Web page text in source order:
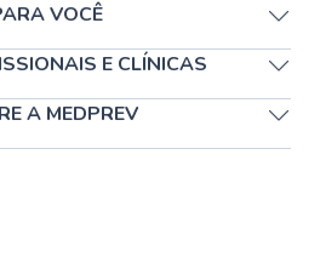
VOCÊ
E CLÍNICAS
A MEDPREV